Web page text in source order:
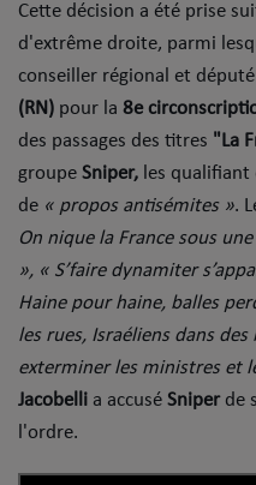
Cinéma
Buzz
Dossiers
AGENDA
Concerts
Festivals
CONCOURS
CHARTS
Cette décision a été prise
d'extrême droite, parmi
conseiller régional et
(RN) pour la 8e
des passages des titres "La
groupe Sniper, les qualifiant
de « propos antisémites ».
On nique la France sous
», « S’faire dynamiter
Haine pour haine, balles
les rues, Israéliens dans
exterminer les ministres et
Jacobelli a accusé Sniperde
l'ordre.